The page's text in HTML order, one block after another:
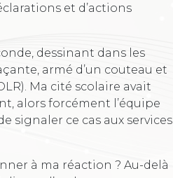
et d’actions
dessinant dans les
armé d’un couteau et
Ma cité scolaire avait
alors forcément l’équipe
signaler ce cas aux services
à ma réaction ? Au-delà